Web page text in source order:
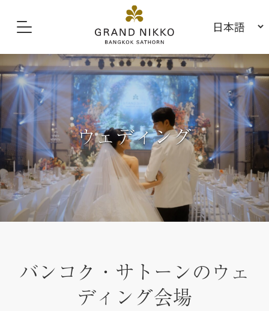
ウェディング
ウェディング
ウェディング
ウェディング
ウェディング
ウェディング
ウェディング
バンコク・サトーンのウェ
ディング会場